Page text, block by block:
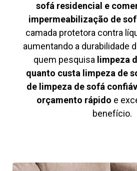
sofá residencial e
impermeabilização de
camada protetora contra
aumentando a durabilidade
quem pesquisa limpeza
quanto custa limpeza de
de limpeza de sofá
orçamento rápido e
benefício.